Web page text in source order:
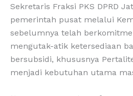
Sekretaris Fraksi PKS DPRD
pemerintah pusat melalui
sebelumnya telah
mengutak-atik ketersediaan
bersubsidi, khususnya
menjadi kebutuhan utama